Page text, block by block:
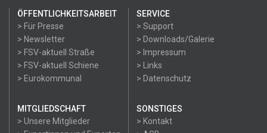
ÖFFENTLICHKEITSARBEIT
> Für Presse
> Newsletter
> FSV-aktuell Straße
> FSV-aktuell Schiene
> Eurokommunal
SERVICE
> Support
> Downloads/Galerie
> Impressum
> Links
> Datenschutz
MITGLIEDSCHAFT
> Unsere Mitglieder
SONSTIGES
> Kontakt